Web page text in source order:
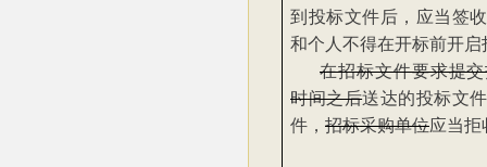
到投标文件后，应当签
和个人不得在开标前开启
在招标文件要求提
时间之后送达的投标文
件， 招标采购单位应当拒